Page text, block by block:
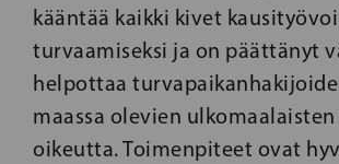
kääntää kaikki kivet
turvaamiseksi ja on päättänyt
helpottaa
maassa olevien
oikeutta. Toimenpiteet ovat